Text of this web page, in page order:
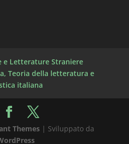
e Letterature Straniere
Teoria della letteratura e
italiana
Themes | Sviluppato da